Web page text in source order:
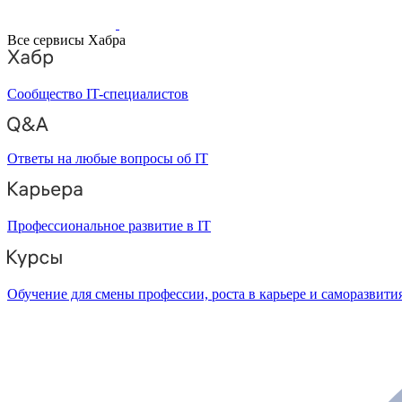
Все сервисы Хабра
Сообщество IT-специалистов
Ответы на любые вопросы об IT
Профессиональное развитие в IT
Обучение для смены профессии, роста в карьере и